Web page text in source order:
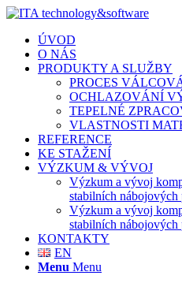
ÚVOD
O NÁS
PRODUKTY A SLUŽBY
PROCES
OCHLAZOVÁNÍ
TEPELNÉ
VLASTNOSTI
REFERENCE
KE STAŽENÍ
VÝZKUM & VÝVOJ
Výzkum a vývoj
stabilních
Výzkum a vývoj
stabilních
KONTAKTY
EN
Menu Menu